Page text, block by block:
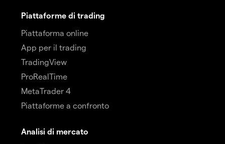
Piattaforme di trading
Piattaforma online
App per il trading
TradingView
ProRealTime
MetaTrader 4
Piattaforme a confronto
Analisi di mercato